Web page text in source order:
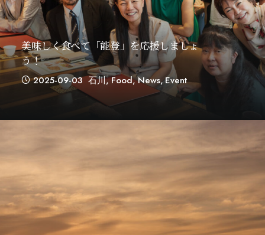
美味しく食べて「能登」を応援しましょ
う！
2025-09-03 石川,Food,News,Event